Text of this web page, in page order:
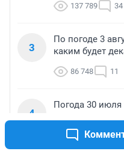
137 789 34
3
По погоде 3
каким будет
86 748 11
4
Погода 30 июля
77 354 13